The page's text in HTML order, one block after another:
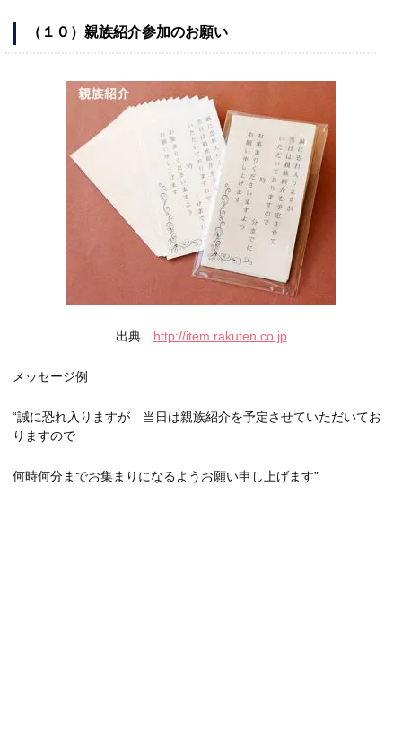
（１０）親族紹介参加のお願い
出典 http://item.rakuten.co.jp
メッセージ例
“誠に恐れ入りますが 当日は親族紹介を予定させていただいてお
りますので
何時何分までお集まりになるようお願い申し上げます”